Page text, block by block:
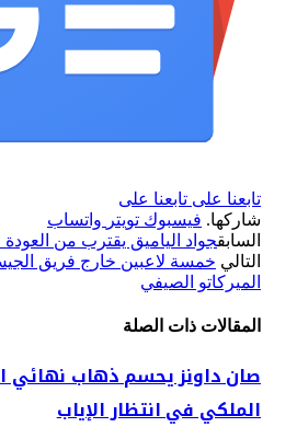
تابعنا على تابعنا على
شاركها. فيسبوك تويتر واتساب
السابقجواد الياميق يقترب من العودة
التالي خمسة لاعبين خارج فريق
الميركاتو الصيفي
المقالات ذات الصلة
صان داونز يحسم ذهاب نهائي
الملكي في انتظار الإياب